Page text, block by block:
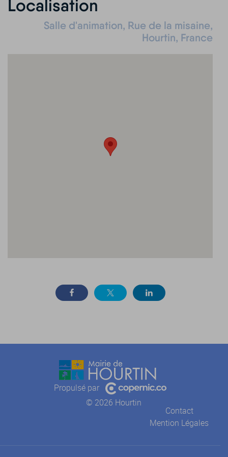
Localisation
Salle d'animation, Rue de la misaine,
Hourtin, France
Propulsé par
© 2026 Hourtin
Contact
Mention Légales